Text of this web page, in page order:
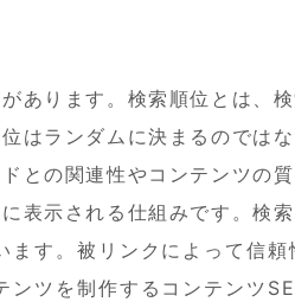
あります。検索順位とは、
はランダムに決まるのでは
との関連性やコンテンツの
表示される仕組みです。検
す。被リンクによって信
ツを制作するコンテンツ